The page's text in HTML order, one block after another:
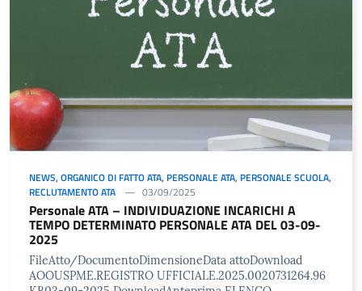
NEWS, ORGANICO DI FATTO ATA, PERSONALE ATA, PERSONALE SCUOLA,
RECLUTAMENTO ATA
03/09/2025
Personale ATA – INDIVIDUAZIONE INCARICHI A
TEMPO DETERMINATO PERSONALE ATA DEL 03-09-
2025
FileAtto/DocumentoDimensioneData attoDownload
AOOUSPME.REGISTRO UFFICIALE.2025.0020731264.96